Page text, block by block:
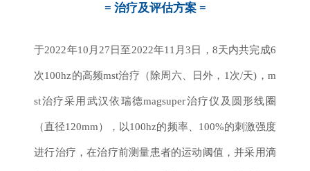
= 治疗及评估方案 =
于2022年10月27日至2022年11月3日，8天内共完成6
次100hz的高频mst治疗（除周六、日外，1次/天)，m
st治疗采用武汉依瑞德magsuper治疗仪及圆形线圈
（直径120mm），以100hz的频率、100%的刺激强度
进行治疗，在治疗前测量患者的运动阈值，并采用滴